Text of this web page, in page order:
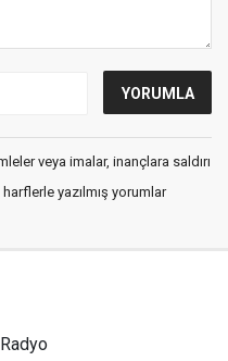
veya imalar, inançlara saldırı
yazılmış yorumlar